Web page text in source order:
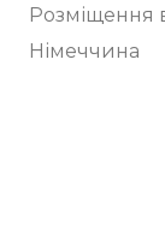
Розміщення
Німеччина